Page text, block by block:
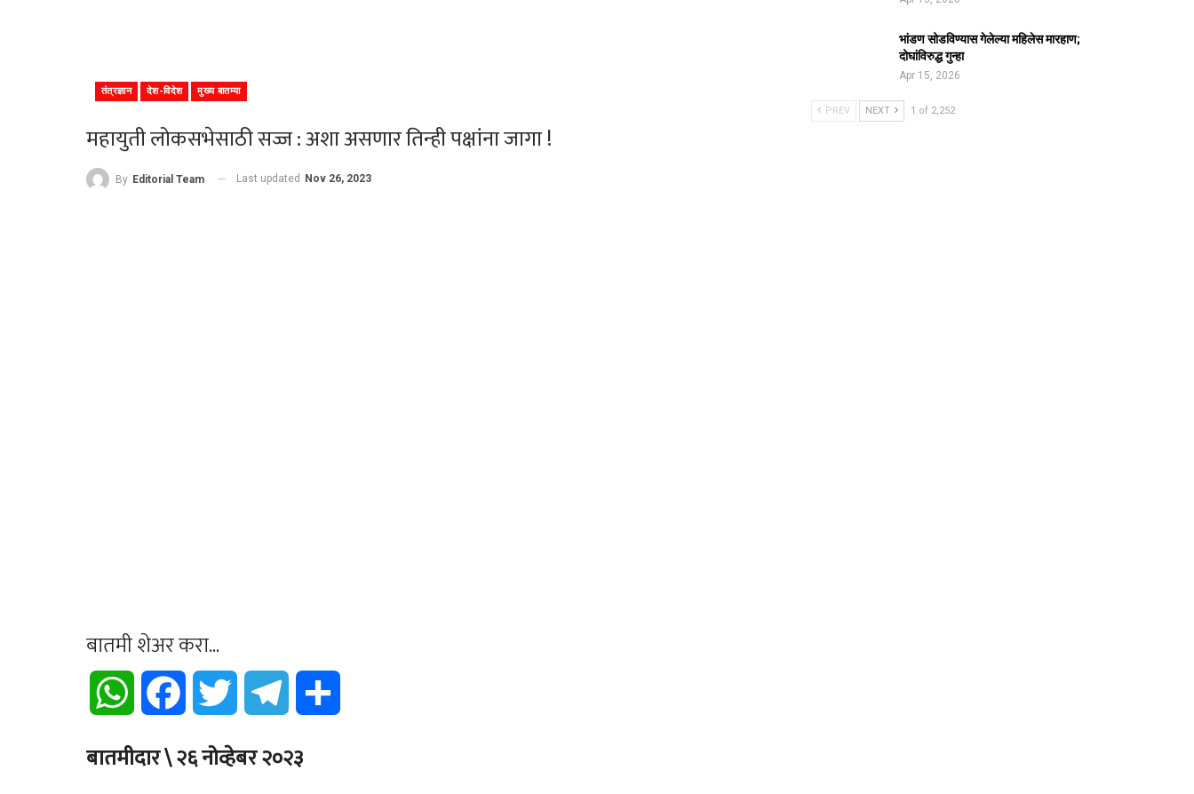
तंत्रज्ञान देश-विदेश मुख्य बातम्या
महायुती लोकसभेसाठी सज्ज : अशा असणार तिन्ही पक्षांना जागा !
By Editorial Team Last updated Nov 26, 2023
बातमी शेअर करा...
WhatsApp Facebook Twitter Telegram
बातमीदार \ २६ नोव्हेबर २०२३
भांडण सोडविण्यास गेलेल्या महिलेस मारहाण;
दोघांविरुद्ध गुन्हा
Apr 15, 2026
PREV NEXT 1 of 2,252